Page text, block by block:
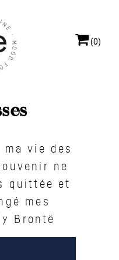
(0)
vie des
ne
quittée et
mes
Brontë